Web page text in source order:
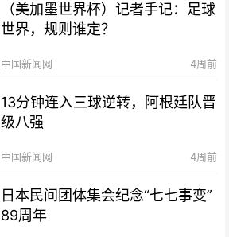
（美加墨世界杯）记者手记：足球
世界，规则谁定？
中国新闻网 4周前
13分钟连入三球逆转，阿根廷队晋
级八强
中国新闻网 4周前
日本民间团体集会纪念“七七事变”
89周年